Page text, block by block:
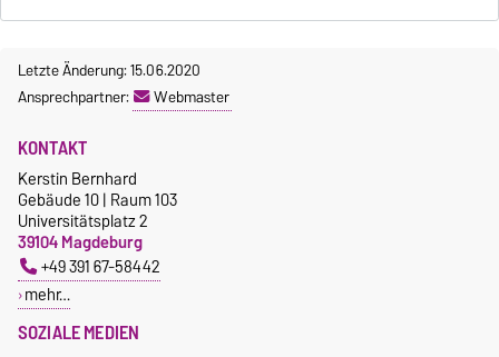
Letzte Änderung: 15.06.2020
Ansprechpartner:
Webmaster
SOZIALE MEDIEN
KONTAKT
Kerstin Bernhard
Gebäude 10 | Raum 103
Universitätsplatz 2
39104 Magdeburg
+49 391 67-58442
mehr…